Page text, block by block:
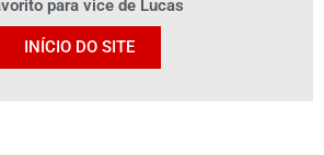
para vice de Lucas
INÍCIO DO SITE